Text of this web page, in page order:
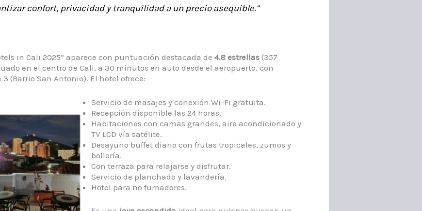
confort, privacidad y tranquilidad a un precio asequible.”
in Cali 2025” aparece con puntuación destacada de 4.8 estrellas(357
en el centro de Cali, a 30 minutos en auto desde el aeropuerto, con
(Barrio San Antonio). El hotel ofrece:
Servicio de masajes y conexión Wi-Fi gratuita.
Recepción disponible las 24 horas.
Habitaciones con camas grandes, aire acondicionado y
TV LCD vía satélite.
Desayuno buffet diario con frutas tropicales, zumos y
bollería.
Con terraza para relajarse y disfrutar.
Servicio de planchado y lavandería.
Hotel para no fumadores.